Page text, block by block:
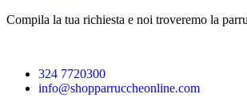
Compila la tua richiesta e noi troveremo la
324 7720300
info@shopparruccheonline.com